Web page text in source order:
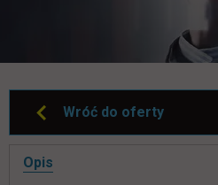
Wróć do oferty
Pomiń
nawigacje
Opis